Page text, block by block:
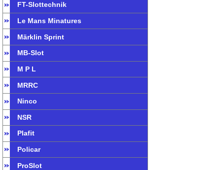
FT-Slottechnik
Le Mans Minatures
Märklin Sprint
MB-Slot
M P L
MRRC
Ninco
NSR
Plafit
Policar
ProSlot